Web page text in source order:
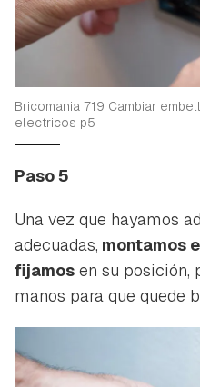
Bricomania 719 Cambiar
electricos p5
Paso 5
Una vez que hayamos
adecuadas, montamos
fijamos en su posición,
manos para que quede